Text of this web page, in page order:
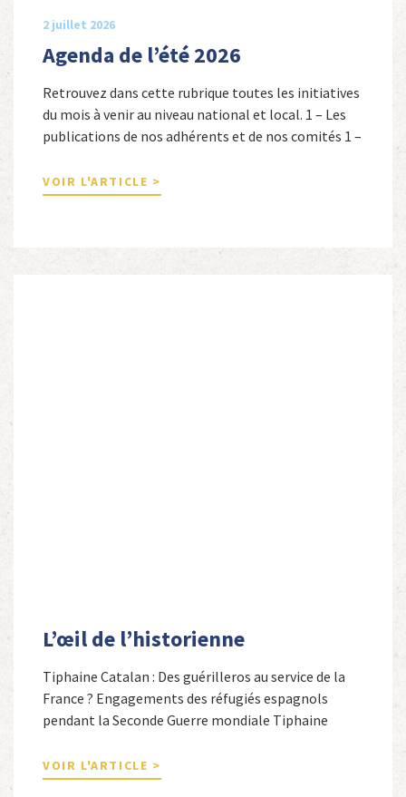
2 juillet 2026
Agenda de l’été 2026
Retrouvez dans cette rubrique toutes les initiatives
du mois à venir au niveau national et local. 1 – Les
publications de nos adhérents et de nos comités 1 –
Cordeboeuf, Christophe Touron et Agnès Dioné,
Nouvelles Sources Éditions, 2026. Ils venaient
autres […]
VOIR L'ARTICLE >
L’œil de l’historienne
Tiphaine Catalan : Des guérilleros au service de la
France ? Engagements des réfugiés espagnols
pendant la Seconde Guerre mondiale Tiphaine
secondaire et docteure en études hispaniques. Elle
est spécialiste de l’histoire contemporaine des
VOIR L'ARTICLE >